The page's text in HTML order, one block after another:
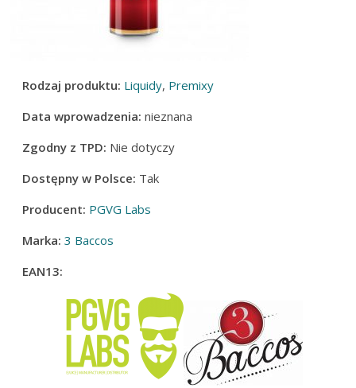
Rodzaj produktu: Liquidy, Premixy
Data wprowadzenia:nieznana
Zgodny z TPD: Nie dotyczy
Dostępny w Polsce: Tak
Producent: PGVG Labs
Marka: 3 Baccos
EAN13: